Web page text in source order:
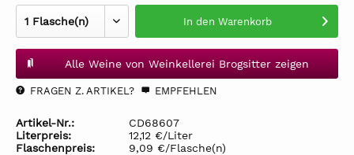
In den Warenkorb
Alle Weine von Weinkellerei Brogsitter zeigen
FRAGEN Z. ARTIKEL? EMPFEHLEN
Artikel-Nr.:
CD68607
Literpreis:
12,12 €/Liter
Flaschenpreis:
9,09 €/Flasche(n)